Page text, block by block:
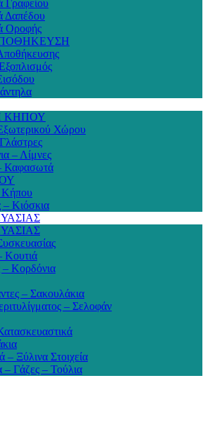
Γραφείου
Δαπέδου
Οροφής
ΚΗΠΟΥ
Χώρου
– Λίμνες
Καφασωτά
Κιόσκια
Κουτιά
Κορδόνια
– Σακουλάκια
– Σελοφάν
– Ξύλινα Στοιχεία
Γάζες – Τούλια